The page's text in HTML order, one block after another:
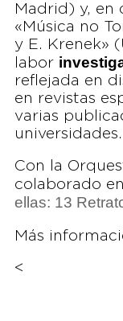
Madrid) y, en
«Música no
y E. Krenek»
labor
reflejada en
en revistas
varias
universidades.
Con la
colaborado
ellas: 13
Más
<